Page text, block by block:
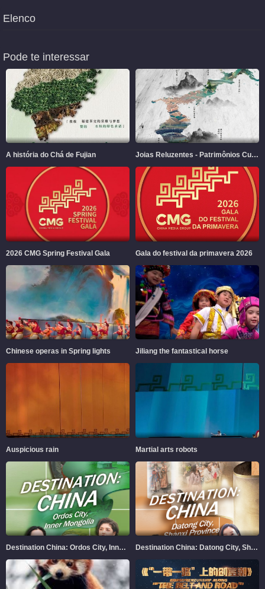
Elenco
Pode te interessar
A história do Chá de Fujian Joias Reluzentes - Patrimônios Culturais e Naturais em Fujian
2026 CMG Spring Festival Gala Gala do festival da primavera 2026
Chinese operas in Spring lights Jiliang the fantastical horse
Auspicious rain Martial arts robots
Destination China: Ordos City, Inner Mongolia Destination China: Datong City, Shanxi Province